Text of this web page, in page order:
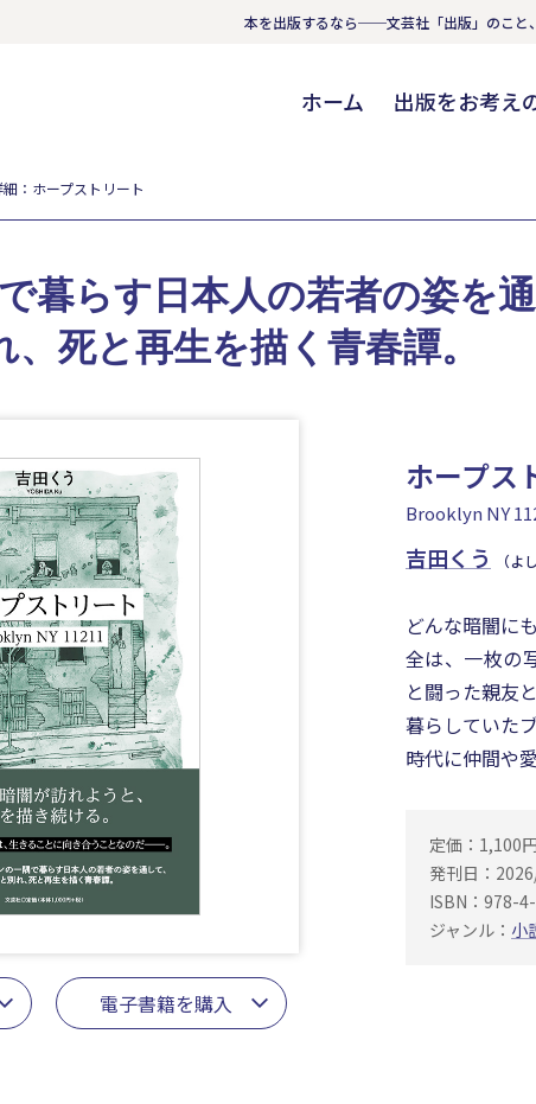
本を出版するなら──文芸社「出版」のこと
ホーム 出版をお考え
：ホープストリート
ホープス
Brooklyn NY
吉田くう （よ
電子書籍を購入
暮らす日本人の若者の姿を通
死と再生を描く青春譚。
どんな暗闇に
全は、一枚の
と闘った親友
暮らしていた
時代に仲間や
定価：1,100
発刊日：
ISBN：978-
ジャンル： 小